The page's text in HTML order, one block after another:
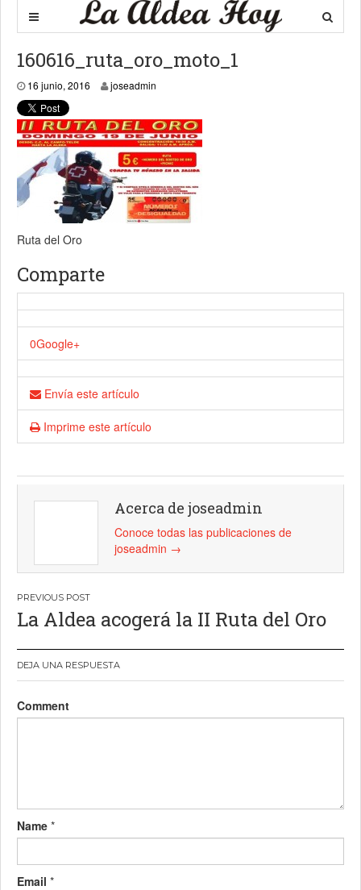
160616_ruta_oro_moto_1
16 junio, 2016 16 junio, 2016
joseadmin
Ruta del Oro
Comparte
0Google+
Envía este artículo
Imprime este artículo
Acerca de joseadmin
Conoce todas las publicaciones de
joseadmin →
Navegación
de
entradas
La Aldea acogerá la II Ruta del Oro
DEJA UNA RESPUESTA
Comment
Name *
Email *